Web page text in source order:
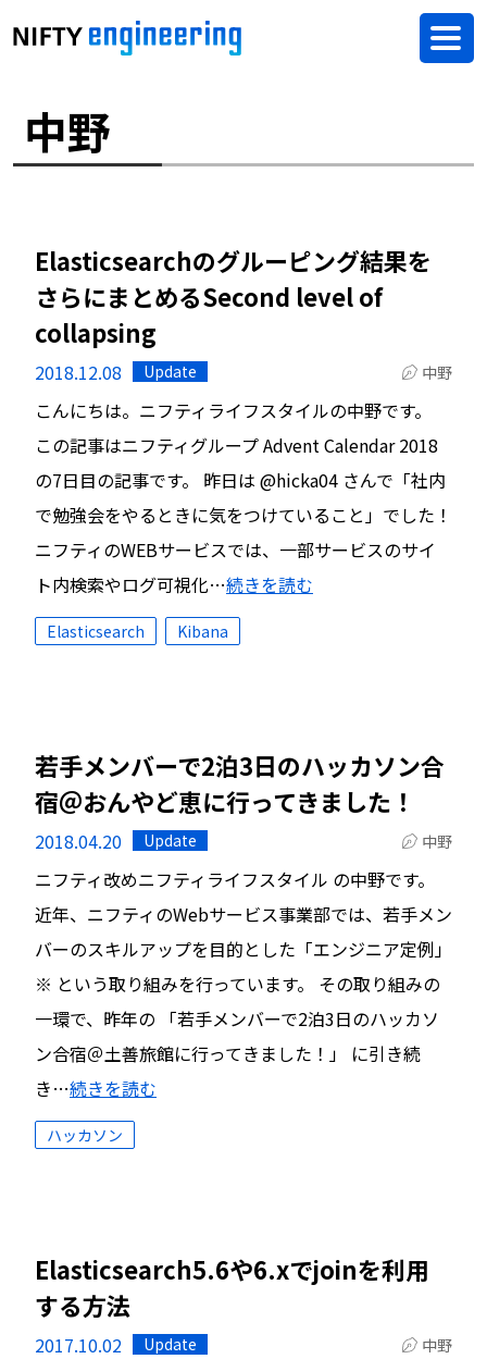
中野
Elasticsearchのグルーピング結果を
さらにまとめるSecond level of
collapsing
2018.12.08 Update 中野
こんにちは。ニフティライフスタイルの中野です。
この記事はニフティグループ Advent Calendar 2018
の7日目の記事です。 昨日は @hicka04 さんで「社内
で勉強会をやるときに気をつけていること」でした！
ニフティのWEBサービスでは、一部サービスのサイ
ト内検索やログ可視化…続きを読む
Elasticsearch Kibana
若手メンバーで2泊3日のハッカソン合
宿＠おんやど恵に行ってきました！
2018.04.20 Update 中野
ニフティ改めニフティライフスタイル の中野です。
近年、ニフティのWebサービス事業部では、若手メン
バーのスキルアップを目的とした「エンジニア定例」
※ という取り組みを行っています。 その取り組みの
一環で、昨年の 「若手メンバーで2泊3日のハッカソ
ン合宿＠土善旅館に行ってきました！」 に引き続
き…続きを読む
ハッカソン
Elasticsearch5.6や6.xでjoinを利用
する方法
2017.10.02 Update 中野